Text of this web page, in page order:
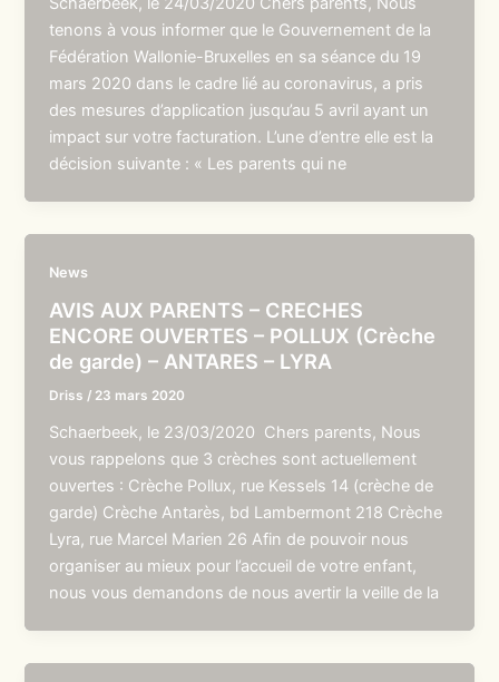
tenons à vous informer que le Gouvernement de la
Fédération Wallonie-Bruxelles en sa séance du 19
mars 2020 dans le cadre lié au coronavirus, a pris
des mesures d’application jusqu’au 5 avril ayant un
impact sur votre facturation. L’une d’entre elle est la
décision suivante : « Les parents qui ne
News
AVIS AUX PARENTS – CRECHES
ENCORE OUVERTES – POLLUX (Crèche
de garde) – ANTARES – LYRA
Driss / 23 mars 2020
Schaerbeek, le 23/03/2020 Chers parents, Nous
vous rappelons que 3 crèches sont actuellement
ouvertes : Crèche Pollux, rue Kessels 14 (crèche de
garde) Crèche Antarès, bd Lambermont 218 Crèche
Lyra, rue Marcel Marien 26 Afin de pouvoir nous
organiser au mieux pour l’accueil de votre enfant,
nous vous demandons de nous avertir la veille de la